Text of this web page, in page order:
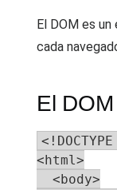
El DOM es
cada
El
<html>
  <body>